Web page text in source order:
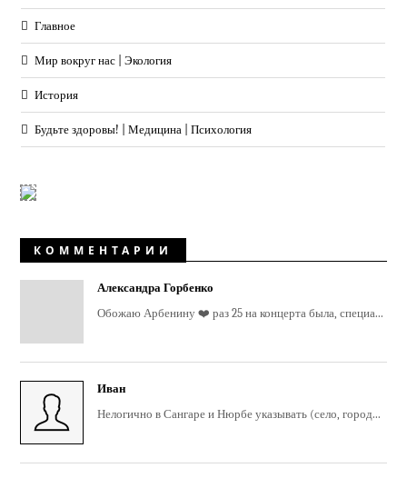
Главное
Мир вокруг нас | Экология
История
Будьте здоровы! | Медицина | Психология
КОММЕНТАРИИ
Александра Горбенко
Обожаю Арбенину ❤️ раз 25 на концерта была, специа...
Иван
Нелогично в Сангаре и Нюрбе указывать (село, город...